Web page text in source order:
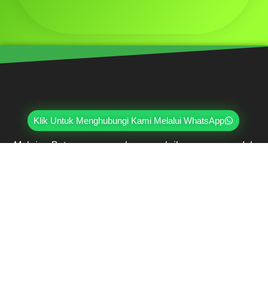
Klik Untuk Menghubungi Kami Melalui WhatsApp
Mahri Beton, merupakan pabrik yang sudah